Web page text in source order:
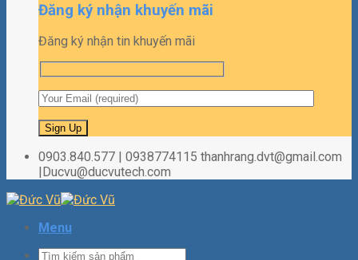
Đăng ký nhận khuyến mãi
Đăng ký nhận tin khuyến mãi
0903.840.577 | 0938774115 thanhrang.dvt@gmail.com
|Ducvu@ducvutech.com
Menu